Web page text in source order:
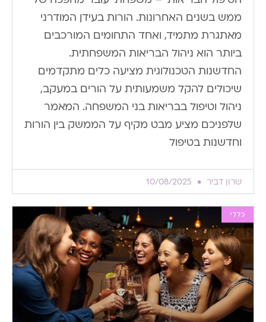
ממש בשנים האחרונות. הורות בעידן המודרני
מאתגרת מתמיד, ואחד התחומים המורכבים
ביותר הוא ניהול הבריאות המשפחתית.
החדשנות הטכנולוגית מציעה כלים מתקדמים
שיכולים להקל משמעותית על הורים במעקב,
ניהול וטיפול בבריאות בני המשפחה. המאמר
שלפניכם מציע מבט מקיף על הממשק בין הורות
וחדשנות בטיפול
שרון דביר
כללי